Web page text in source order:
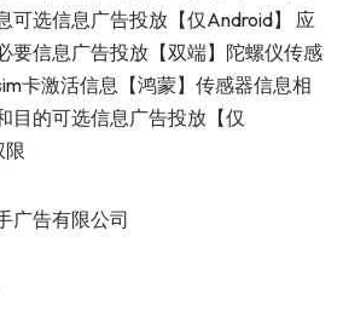
可选信息广告投放【仅Android】 应
要信息广告投放【双端】陀螺仪传感
卡激活信息【鸿蒙】传感器信息相
目的可选信息广告投放【仅
限
广告有限公司